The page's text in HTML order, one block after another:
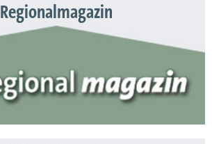
Regionalmagazin